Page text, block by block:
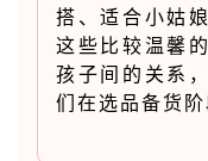
搭、适合小姑
这些比较温馨
孩子间的关系
们在选品备货阶